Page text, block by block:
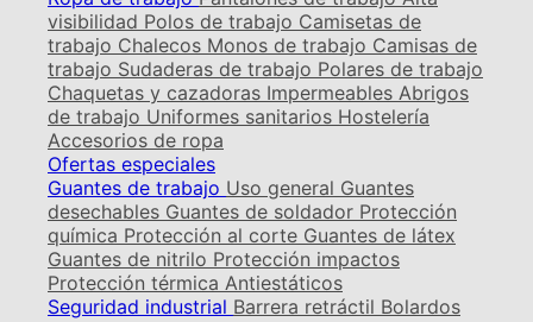
visibilidad Polos de trabajo Camisetas de
trabajo Chalecos Monos de trabajo Camisas de
trabajo Sudaderas de trabajo Polares de trabajo
Chaquetas y cazadoras Impermeables Abrigos
de trabajo Uniformes sanitarios Hostelería
Accesorios de ropa
Ofertas especiales
Guantes de trabajo Uso general Guantes
desechables Guantes de soldador Protección
química Protección al corte Guantes de látex
Guantes de nitrilo Protección impactos
Protección térmica Antiestáticos
Seguridad industrial Barrera retráctil Bolardos